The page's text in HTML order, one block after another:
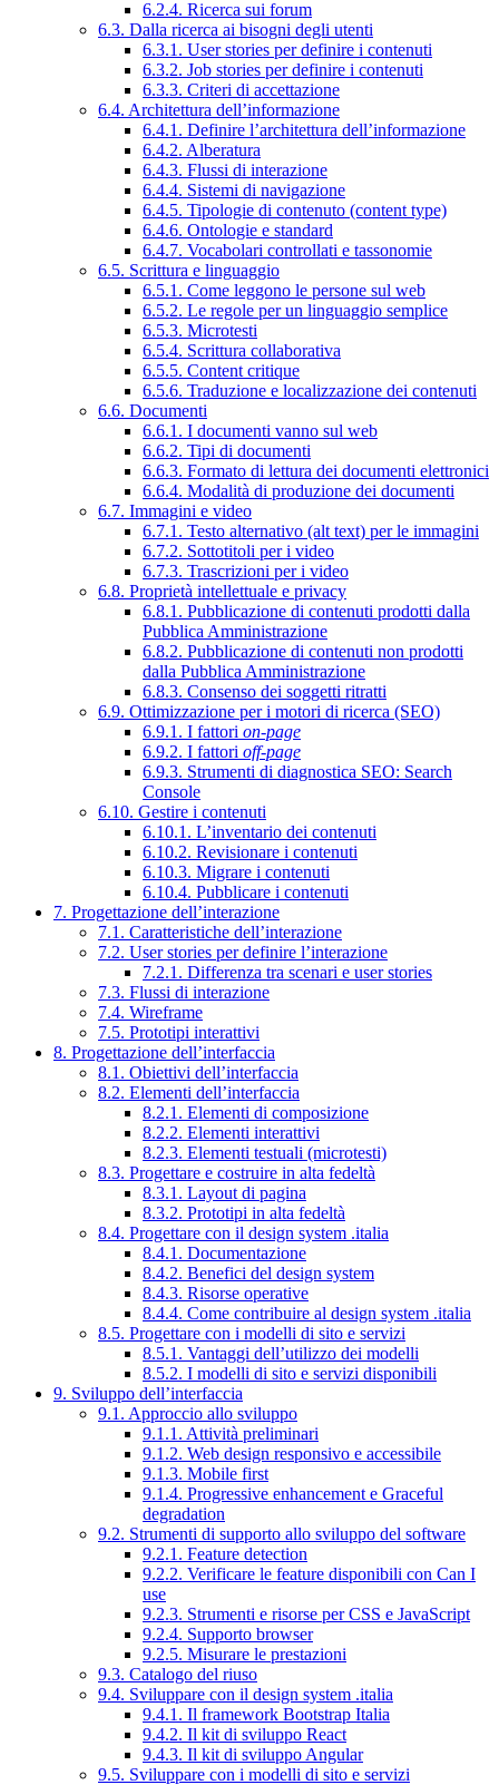
6.2.4. Ricerca sui forum
6.3. Dalla ricerca ai bisogni degli utenti
6.3.1. User stories per definire i contenuti
6.3.2. Job stories per definire i contenuti
6.3.3. Criteri di accettazione
6.4. Architettura dell’informazione
6.4.1. Definire l’architettura dell’informazione
6.4.2. Alberatura
6.4.3. Flussi di interazione
6.4.4. Sistemi di navigazione
6.4.5. Tipologie di contenuto (content type)
6.4.6. Ontologie e standard
6.4.7. Vocabolari controllati e tassonomie
6.5. Scrittura e linguaggio
6.5.1. Come leggono le persone sul web
6.5.2. Le regole per un linguaggio semplice
6.5.3. Microtesti
6.5.4. Scrittura collaborativa
6.5.5. Content critique
6.5.6. Traduzione e localizzazione dei contenuti
6.6. Documenti
6.6.1. I documenti vanno sul web
6.6.2. Tipi di documenti
6.6.3. Formato di lettura dei documenti elettronici
6.6.4. Modalità di produzione dei documenti
6.7. Immagini e video
6.7.1. Testo alternativo (alt text) per le immagini
6.7.2. Sottotitoli per i video
6.7.3. Trascrizioni per i video
6.8. Proprietà intellettuale e privacy
6.8.1. Pubblicazione di contenuti prodotti dalla
Pubblica Amministrazione
6.8.2. Pubblicazione di contenuti non prodotti
dalla Pubblica Amministrazione
6.8.3. Consenso dei soggetti ritratti
6.9. Ottimizzazione per i motori di ricerca (SEO)
6.9.1. I fattori on-page
6.9.2. I fattori off-page
6.9.3. Strumenti di diagnostica SEO: Search
Console
6.10. Gestire i contenuti
6.10.1. L’inventario dei contenuti
6.10.2. Revisionare i contenuti
6.10.3. Migrare i contenuti
6.10.4. Pubblicare i contenuti
7. Progettazione dell’interazione
7.1. Caratteristiche dell’interazione
7.2. User stories per definire l’interazione
7.2.1. Differenza tra scenari e user stories
7.3. Flussi di interazione
7.4. Wireframe
7.5. Prototipi interattivi
8. Progettazione dell’interfaccia
8.1. Obiettivi dell’interfaccia
8.2. Elementi dell’interfaccia
8.2.1. Elementi di composizione
8.2.2. Elementi interattivi
8.2.3. Elementi testuali (microtesti)
8.3. Progettare e costruire in alta fedeltà
8.3.1. Layout di pagina
8.3.2. Prototipi in alta fedeltà
8.4. Progettare con il design system .italia
8.4.1. Documentazione
8.4.2. Benefici del design system
8.4.3. Risorse operative
8.4.4. Come contribuire al design system .italia
8.5. Progettare con i modelli di sito e servizi
8.5.1. Vantaggi dell’utilizzo dei modelli
8.5.2. I modelli di sito e servizi disponibili
9. Sviluppo dell’interfaccia
9.1. Approccio allo sviluppo
9.1.1. Attività preliminari
9.1.2. Web design responsivo e accessibile
9.1.3. Mobile first
9.1.4. Progressive enhancement e Graceful
degradation
9.2. Strumenti di supporto allo sviluppo del software
9.2.1. Feature detection
9.2.2. Verificare le feature disponibili con Can I
use
9.2.3. Strumenti e risorse per CSS e JavaScript
9.2.4. Supporto browser
9.2.5. Misurare le prestazioni
9.3. Catalogo del riuso
9.4. Sviluppare con il design system .italia
9.4.1. Il framework Bootstrap Italia
9.4.2. Il kit di sviluppo React
9.4.3. Il kit di sviluppo Angular
9.5. Sviluppare con i modelli di sito e servizi